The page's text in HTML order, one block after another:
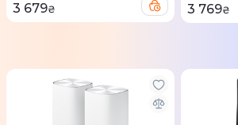
3 679₴ 3 769₴